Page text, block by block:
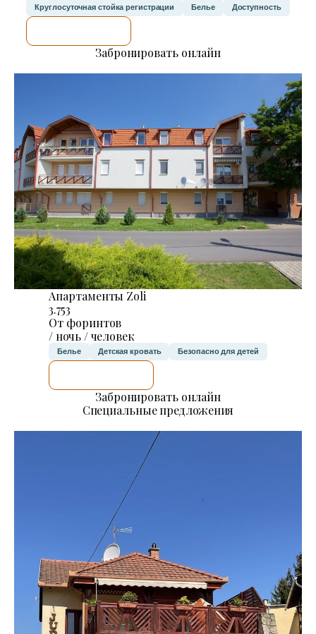
Круглосуточная стойка регистрации Белье Доступность
Забронировать онлайн
Апартаменты Zoli
3.753
От форинтов
/ ночь / человек
Белье Детская кровать Безопасно для детей
Забронировать онлайн
Специальные предложения